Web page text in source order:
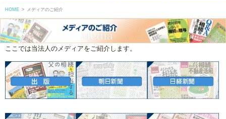
HOME > メディアのご紹介
ここでは当法人のメディアをご紹介します。